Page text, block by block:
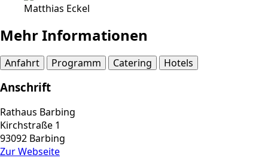
Matthias Eckel
Mehr Informationen
Anfahrt Programm Catering Hotels
Anschrift
Rathaus Barbing
Kirchstraße 1
93092 Barbing
Zur Webseite